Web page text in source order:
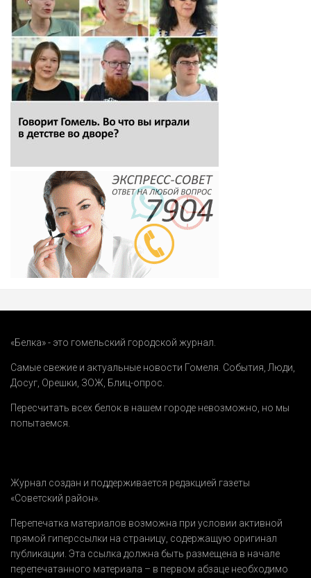
«Белка» - это гомельский городской журнал.
Самые свежие и актуальные новости Гомеля. События,Люди,
Досуг, Орешки, ЗОЖ, Блиц-опрос.
Пересчитать всех белок в нашем городе невозможно, но мы
попытаемся.
Журнал создан и поддерживается редакцией газеты
«Советский район».
Перепечатка материалов возможна при условии активной
прямой гиперссылки на страницу, содержащую оригинал
публикации. Эта ссылка должна быть размещена в начале
перепечатанного материала – в первом абзаце необходимо